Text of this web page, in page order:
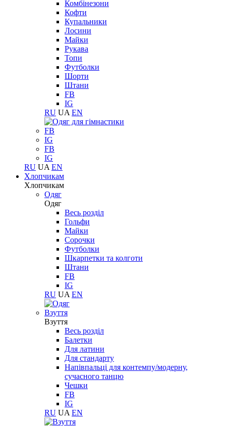
Комбінезони
Кофти
Купальники
Лосини
Майки
Рукава
Топи
Футболки
Шорти
Штани
FB
IG
RU UA EN
FB
IG
FB
IG
RU UA EN
Хлопчикам
Хлопчикам
Одяг
Одяг
Весь розділ
Гольфи
Майки
Сорочки
Футболки
Шкарпетки та колготи
Штани
FB
IG
RU UA EN
Взуття
Взуття
Весь розділ
Балетки
Для латини
Для стандарту
Напівпальці для контемпу/модерну,
сучасного танцю
Чешки
FB
IG
RU UA EN